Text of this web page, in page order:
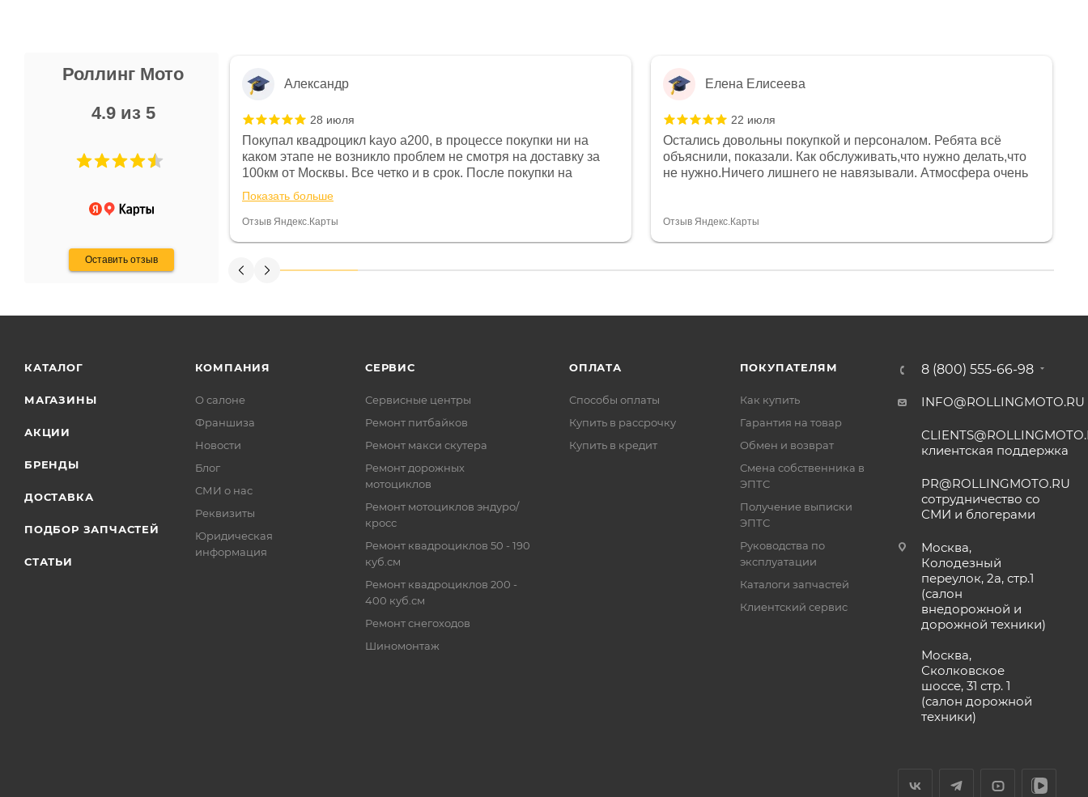
Роллинг Мото
4.9 из 5
Оставить отзыв
Не понравились условия
и дают только на год)
Александр
28 июля
Покупал квадроцикл kayo a200, в процессе покупки ни на
каком этапе не возникло проблем не смотря на доставку за
100км от Москвы. Все четко и в срок. После покупки на
спидометре всегда был 0, при этом представители магазина
постоянно были на связи и в итоге проблема была решена.
Считаю, что это говорит о небезразличии к клиенту после
Показать больше
Отзыв Яндекс.Карты
Елена Елисеева
22 июля
Остались довольны покупкой и персоналом. Ребята всё
объяснили, показали. Как обслуживать,что нужно делать,что
не нужно.Ничего лишнего не навязывали. Атмосфера очень
огромное спасибо Дмитрию, за клиентоориентированность и
Отзыв Яндекс.Карты
КАТАЛОГ
МАГАЗИНЫ
АКЦИИ
БРЕНДЫ
ДОСТАВКА
ПОДБОР ЗАПЧАСТЕЙ
СТАТЬИ
КОМПАНИЯ
О салоне
Франшиза
Новости
Блог
СМИ о нас
Реквизиты
Юридическая
информация
СЕРВИС
Сервисные центры
Ремонт питбайков
Ремонт макси скутера
Ремонт дорожных
мотоциклов
Ремонт мотоциклов эндуро/
кросс
Ремонт квадроциклов 50 - 190
куб.см
Ремонт квадроциклов 200 -
400 куб.см
Ремонт снегоходов
Шиномонтаж
ОПЛАТА
Способы оплаты
Купить в рассрочку
Купить в кредит
ПОКУПАТЕЛЯМ
Как купить
Гарантия на товар
Обмен и возврат
Смена собственника в
ЭПТС
Получение выписки
ЭПТС
Руководства по
эксплуатации
Каталоги запчастей
Клиентский сервис
8 (800) 555-66-98
INFO@ROLLINGMOTO.RU
клиентская поддержка
PR@ROLLINGMOTO.RU
сотрудничество со
СМИ и блогерами
Москва,
Колодезный
переулок, 2а, стр.1
(салон
внедорожной и
дорожной техники)
Москва,
Сколковское
шоссе, 31 стр. 1
(салон дорожной
техники)